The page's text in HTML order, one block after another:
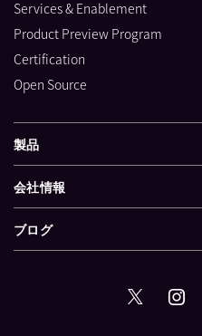
製品
Services & Enablement
Product Preview Program
Certification
Open Source
会社情報
ブログ